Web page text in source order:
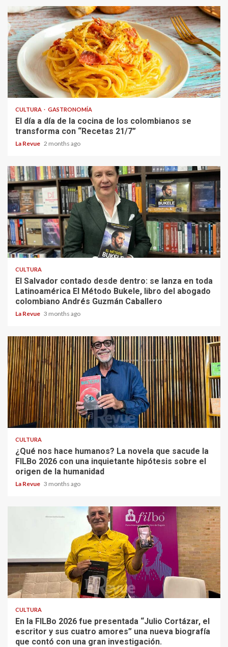
CULTURA GASTRONOMÍA
El día a día de la cocina de los colombianos se
transforma con “Recetas 21/7”
La Revue 2 months ago
CULTURA
El Salvador contado desde dentro: se lanza en toda
Latinoamérica El Método Bukele, libro del abogado
colombiano Andrés Guzmán Caballero
La Revue 3 months ago
CULTURA
¿Qué nos hace humanos? La novela que sacude la
FILBo 2026 con una inquietante hipótesis sobre el
origen de la humanidad
La Revue 3 months ago
CULTURA
En la FILBo 2026 fue presentada “Julio Cortázar, el
escritor y sus cuatro amores” una nueva biografía
que contó con una gran investigación.